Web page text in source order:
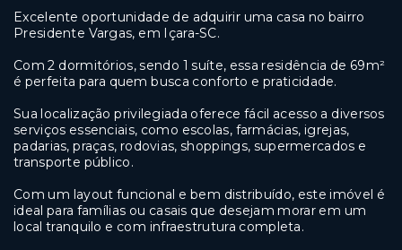
Excelente oportunidade de adquirir uma casa no bairro
Presidente Vargas, em Içara-SC.
Com 2 dormitórios, sendo 1 suíte, essa residência de 69m²
é perfeita para quem busca conforto e praticidade.
Sua localização privilegiada oferece fácil acesso a diversos
serviços essenciais, como escolas, farmácias, igrejas,
padarias, praças, rodovias, shoppings, supermercados e
transporte público.
Com um layout funcional e bem distribuído, este imóvel é
ideal para famílias ou casais que desejam morar em um
local tranquilo e com infraestrutura completa.